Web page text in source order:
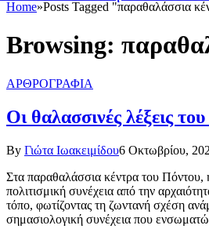
Home»Posts Tagged "παραθαλάσσια
Browsing:
ΑΡΘΡΟΓΡΑΦΙΑ
Οι θαλασσινές λέξεις
By Γιώτα Ιωακειμίδου6 Οκτωβρίου,
Στα παραθαλάσσια κέντρα του Πόντου,
πολιτισμική συνέχεια από την
τόπο, φωτίζοντας τη ζωντανή σχέση
σημασιολογική συνέχεια που